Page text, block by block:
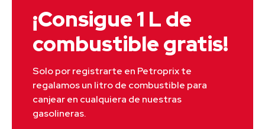
¡Consigue 1 L de
combustible gratis!
Solo por registrarte en Petroprix te
regalamos un litro de combustible para
canjear en cualquiera de nuestras
gasolineras.